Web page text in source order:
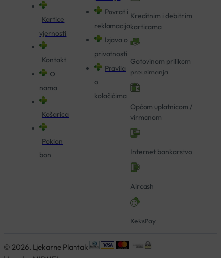
Kartice
vjernosti
Kontakt
O
nama
Košarica
Poklon
bon
Povrat i
reklamacija
Izjava o
privatnosti
Pravila
o
kolačićima
Kreditnim i debitnim
karticama
Gotovinom prilikom
preuzimanja
Općom uplatnicom /
virmanom
Internet bankarstvo
Aircash
KeksPay
© 2026. Ljekarne Plantak